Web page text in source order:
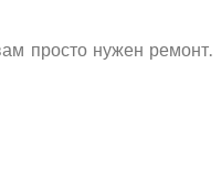
просто нужен ремонт.